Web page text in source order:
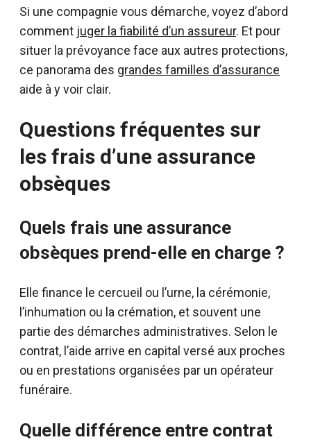
Si une compagnie vous démarche, voyez d’abord
comment juger la fiabilité d’un assureur. Et pour
situer la prévoyance face aux autres protections,
ce panorama des grandes familles d’assurance
aide à y voir clair.
Questions fréquentes sur
les frais d’une assurance
obsèques
Quels frais une assurance
obsèques prend-elle en charge ?
Elle finance le cercueil ou l’urne, la cérémonie,
l’inhumation ou la crémation, et souvent une
partie des démarches administratives. Selon le
contrat, l’aide arrive en capital versé aux proches
ou en prestations organisées par un opérateur
funéraire.
Quelle différence entre contrat